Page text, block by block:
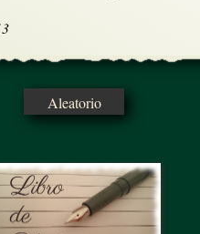
Aleatorio